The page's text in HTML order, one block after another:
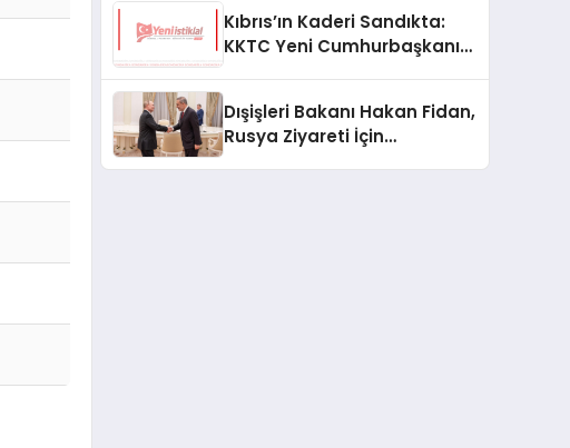
Kıbrıs’ın Kaderi Sandıkta:
KKTC Yeni Cumhurbaşkanını
Dışişleri Bakanı Hakan Fidan,
Rusya Ziyareti İçin